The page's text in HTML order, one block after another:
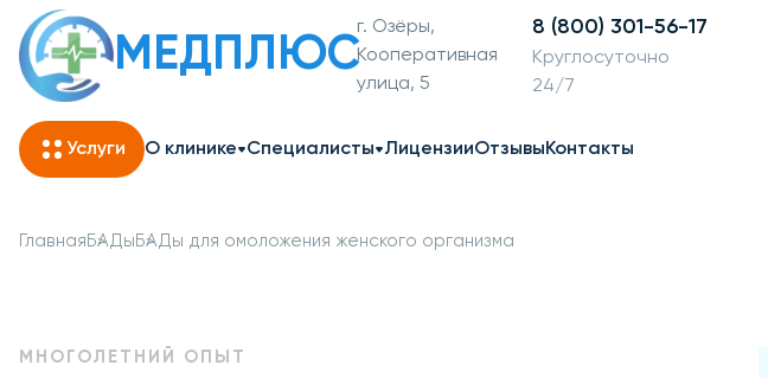
МЕДПЛЮС
г. Озёры,
Кооперативная
улица, 5
8 (800) 301-56-17
Круглосуточно
24/7
Услуги О клинике Специалисты ЛицензииОтзывыКонтакты
Главная БАДы БАДы для омоложения женского организма
МНОГОЛЕТНИЙ ОПЫТ